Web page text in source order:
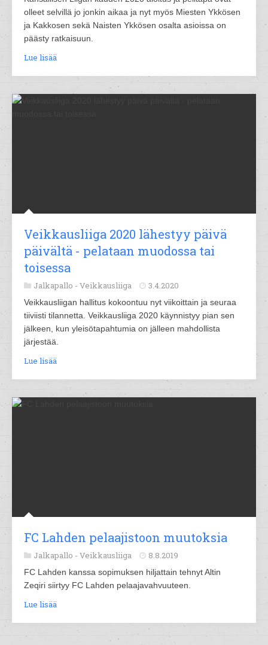
olleet selvillä jo jonkin aikaa ja nyt myös Miesten Ykkösen
ja Kakkosen sekä Naisten Ykkösen osalta asioissa on
päästy ratkaisuun.
Lue lisää
Veikkausliiga 2020 lähestyy päivä
päivältä - pelataan muodossa tai
toisessa
Jalkapallo - Veikkausliiga 3.4.2020
Veikkausliigan hallitus kokoontuu nyt viikoittain ja seuraa
tiiviisti tilannetta. Veikkausliiga 2020 käynnistyy pian sen
jälkeen, kun yleisötapahtumia on jälleen mahdollista
järjestää.
Lue lisää
FC Lahden pelaajistoon muutoksia
Jalkapallo - Veikkausliiga 8.8.2019
FC Lahden kanssa sopimuksen hiljattain tehnyt Altin
Zeqiri siirtyy FC Lahden pelaajavahvuuteen.
Lue lisää